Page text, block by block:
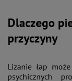
Dlaczego
przyczyny
Lizanie łap
psychicznych